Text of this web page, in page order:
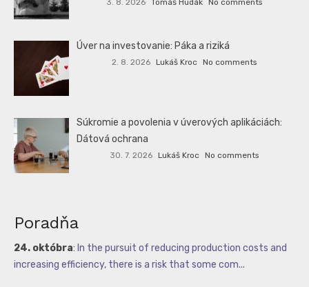
Úver na investovanie: Páka a riziká
2. 8. 2026 Lukáš Kroc No comments
Súkromie a povolenia v úverových aplikáciách:
Dátová ochrana
30. 7. 2026 Lukáš Kroc No comments
Poradňa
24. októbra: In the pursuit of reducing production costs and
increasing efficiency, there is a risk that some com...